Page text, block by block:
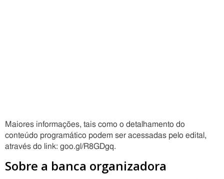
Maiores informações, tais como o detalhamento do
conteúdo programático podem ser acessadas pelo edital,
através do link: goo.gl/R8GDgq.
Sobre a banca organizadora